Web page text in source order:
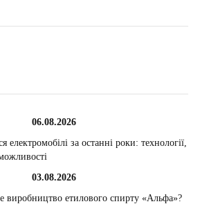
06.08.2026
електромобілі за останні роки: технології,
03.08.2026
виробництво етилового спирту «Альфа»?